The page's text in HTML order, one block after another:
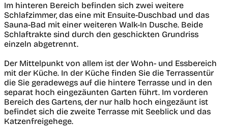
Im hinteren Bereich befinden sich zwei weitere
Schlafzimmer, das eine mit Ensuite-Duschbad und das
Sauna-Bad mit einer weiteren Walk-In Dusche. Beide
Schlaftrakte sind durch den geschickten Grundriss
einzeln abgetrennt.
Der Mittelpunkt von allem ist der Wohn- und Essbereich
mit der Küche. In der Küche finden Sie die Terrassentür
die Sie geradewegs auf die hintere Terrasse und in den
separat hoch eingezäunten Garten führt. Im vorderen
Bereich des Gartens, der nur halb hoch eingezäunt ist
befindet sich die zweite Terrasse mit Seeblick und das
Katzenfreigehege.